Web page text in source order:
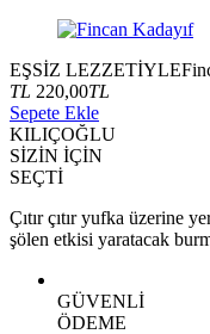
EŞSİZ LEZZETİYLE
TL 220,00TL
Sepete Ekle
KILIÇOĞLU
SİZİN İÇİN
SEÇTİ
Çıtır çıtır yufka üzerine
şölen etkisi yaratacak
GÜVENLİ
ÖDEME